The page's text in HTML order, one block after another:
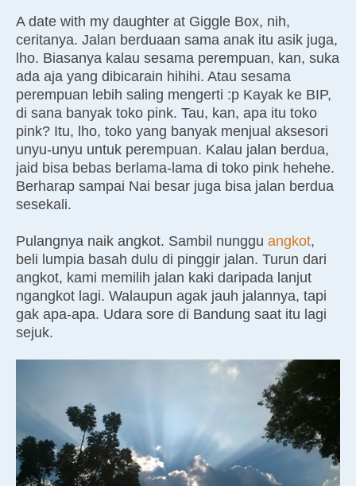
A date with my daughter at Giggle Box, nih,
ceritanya. Jalan berduaan sama anak itu asik juga,
lho. Biasanya kalau sesama perempuan, kan, suka
ada aja yang dibicarain hihihi. Atau sesama
perempuan lebih saling mengerti :p Kayak ke BIP,
di sana banyak toko pink. Tau, kan, apa itu toko
pink? Itu, lho, toko yang banyak menjual aksesori
unyu-unyu untuk perempuan. Kalau jalan berdua,
jaid bisa bebas berlama-lama di toko pink hehehe.
Berharap sampai Nai besar juga bisa jalan berdua
sesekali.
Pulangnya naik angkot. Sambil nunggu angkot,
beli lumpia basah dulu di pinggir jalan. Turun dari
angkot, kami memilih jalan kaki daripada lanjut
ngangkot lagi. Walaupun agak jauh jalannya, tapi
gak apa-apa. Udara sore di Bandung saat itu lagi
sejuk.